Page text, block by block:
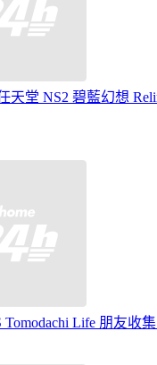
天堂 NS2 碧藍幻想
Tomodachi Life 朋友收